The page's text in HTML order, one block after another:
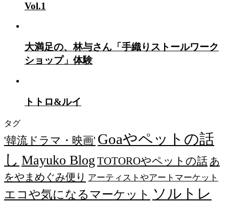
Vol.1
大満足の、林与さん「手織りストールワーク
ショップ」体験
トトロ&ルイ
タグ
'韓流ドラマ・映画' Goaやペットの話
し Mayuko Blog TOTOROやペットの話 あ
をやまめぐみ便り アーティストやアートマーケット
エコや気になるマーケット ソルトレ